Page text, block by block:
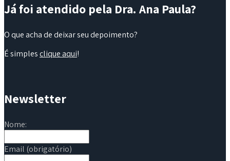
Já foi atendido pela Dra. Ana Paula?
O que acha de deixar seu depoimento?
É simplesclique aqui!
Newsletter
Nome:
Email (obrigatório)